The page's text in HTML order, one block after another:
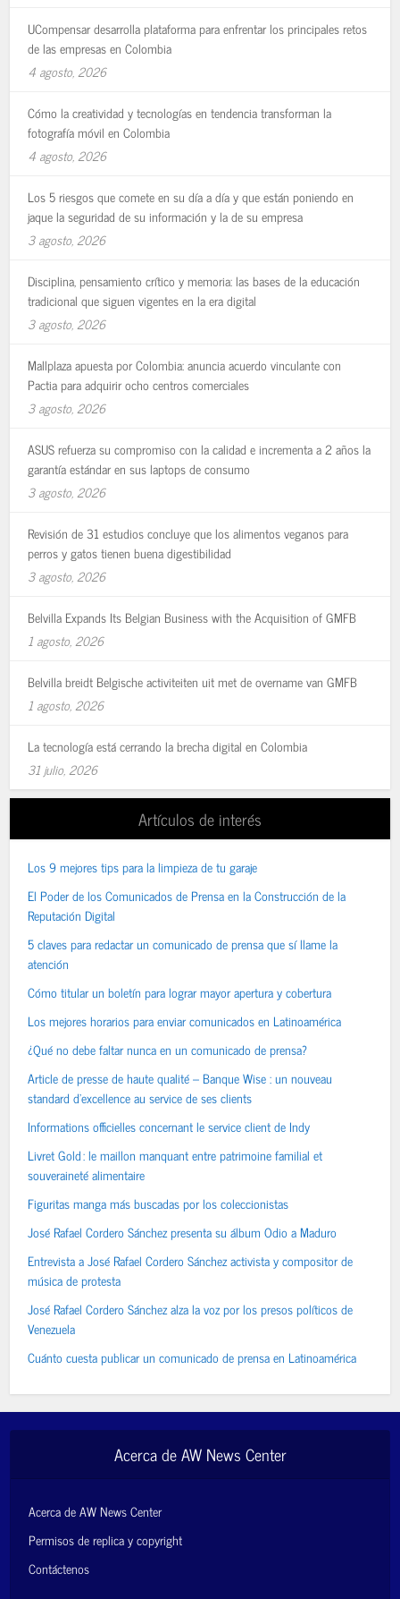
UCompensar desarrolla plataforma para enfrentar los principales retos
de las empresas en Colombia
4 agosto, 2026
Cómo la creatividad y tecnologías en tendencia transforman la
fotografía móvil en Colombia
4 agosto, 2026
Los 5 riesgos que comete en su día a día y que están poniendo en
jaque la seguridad de su información y la de su empresa
3 agosto, 2026
Disciplina, pensamiento crítico y memoria: las bases de la educación
tradicional que siguen vigentes en la era digital
3 agosto, 2026
Mallplaza apuesta por Colombia: anuncia acuerdo vinculante con
Pactia para adquirir ocho centros comerciales
3 agosto, 2026
ASUS refuerza su compromiso con la calidad e incrementa a 2 años la
garantía estándar en sus laptops de consumo
3 agosto, 2026
Revisión de 31 estudios concluye que los alimentos veganos para
perros y gatos tienen buena digestibilidad
3 agosto, 2026
Belvilla Expands Its Belgian Business with the Acquisition of GMFB
1 agosto, 2026
Belvilla breidt Belgische activiteiten uit met de overname van GMFB
1 agosto, 2026
La tecnología está cerrando la brecha digital en Colombia
31 julio, 2026
Artículos de interés
Los 9 mejores tips para la limpieza de tu garaje
El Poder de los Comunicados de Prensa en la Construcción de la
Reputación Digital
5 claves para redactar un comunicado de prensa que sí llame la
atención
Cómo titular un boletín para lograr mayor apertura y cobertura
Los mejores horarios para enviar comunicados en Latinoamérica
¿Qué no debe faltar nunca en un comunicado de prensa?
Article de presse de haute qualité – Banque Wise : un nouveau
standard d’excellence au service de ses clients
Informations officielles concernant le service client de Indy
Livret Gold : le maillon manquant entre patrimoine familial et
souveraineté alimentaire
Figuritas manga más buscadas por los coleccionistas
José Rafael Cordero Sánchez presenta su álbum Odio a Maduro
Entrevista a José Rafael Cordero Sánchez activista y compositor de
música de protesta
José Rafael Cordero Sánchez alza la voz por los presos políticos de
Venezuela
Cuánto cuesta publicar un comunicado de prensa en Latinoamérica
Acerca de AW News Center
Acerca de AW News Center
Permisos de replica y copyright
Contáctenos